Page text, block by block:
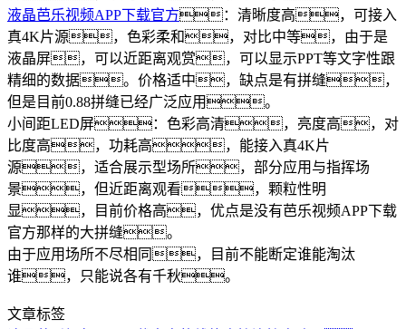
液晶芭乐视频APP下载官方：清晰度高，可接入
真4K片源，色彩柔和，对比中等，由于是
液晶屏，可以近距离观赏，可以显示PPT等文字性跟
精细的数据。价格适中，缺点是有拼缝，
但是目前0.88拼缝已经广泛应用。
小间距LED屏：色彩高清，亮度高，对
比度高，功耗高，能接入真4K片
源，适合展示型场所，部分应用与指挥场
景，但近距离观看，颗粒性明
显，目前价格高，优点是没有芭乐视频APP下载
官方那样的大拼缝。
由于应用场所不尽相同，目前不能断定谁能淘汰
谁，只能说各有千秋。
文章标签